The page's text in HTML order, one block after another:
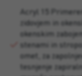
Acryl 15
zidovjem in
okenskim
stenami in
omet, za
tesnjenje